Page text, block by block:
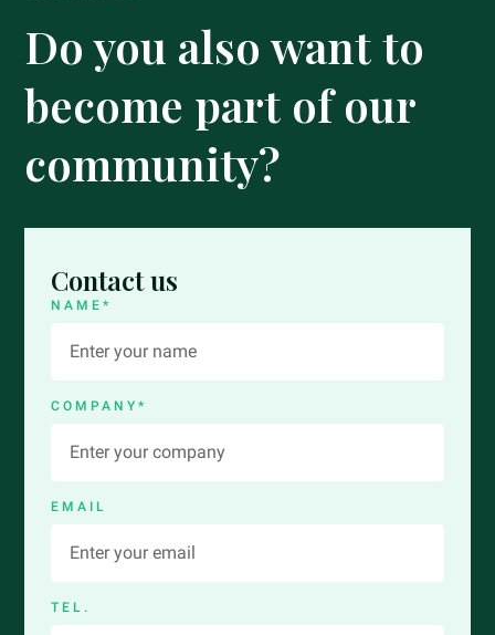
Do you also want to
become part of our
community?
Contact us
NAME*
COMPANY*
EMAIL
TEL.